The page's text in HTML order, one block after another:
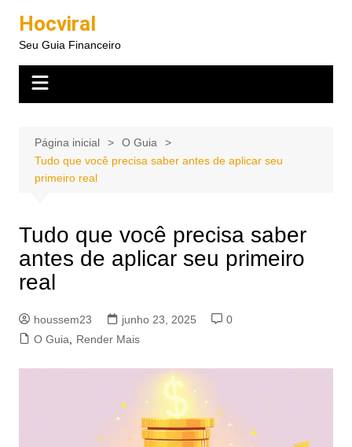
para
conteúdo
Hocviral
Seu Guia Financeiro
Página inicial
O Guia
Tudo que você precisa saber antes de aplicar seu
primeiro real
Tudo que você precisa saber
antes de aplicar seu primeiro
real
houssem23 junho 23, 2025
0
O Guia
Render Mais